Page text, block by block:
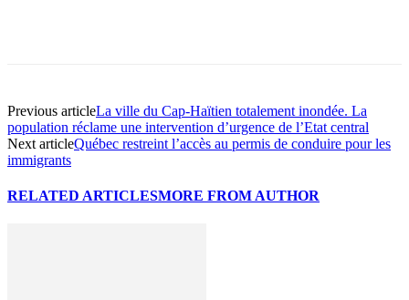
Previous articleLa ville du Cap-Haïtien totalement inondée. La
population réclame une intervention d’urgence de l’Etat central
Next articleQuébec restreint l’accès au permis de conduire pour les
immigrants
RELATED ARTICLESMORE FROM AUTHOR